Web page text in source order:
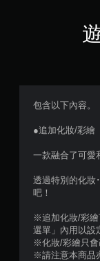
包含以下內容。
●追加化妝/彩繪
一款融合了可愛
透過特別的化妝
吧！
※追加化妝/彩繪
選單」內用以設
※化妝/彩繪只會
※請注意本商品